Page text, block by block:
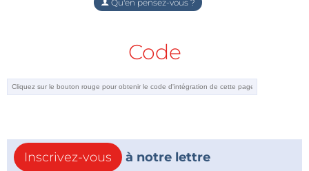
contribuent à sécuriser l’avenir de la connectivité en
Qu'en pensez-vous ?
Code
Inscrivez-vous
à notre lettre